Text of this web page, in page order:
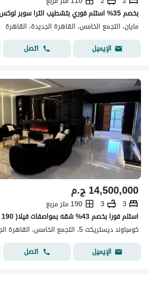
مايان، التجمع الخامس، القاهرة الجديدة، القاهرة
الإيميل
اتصل
ج.م14,500,000
3
3
190 متر مربع
كومباوند ديستريكت 5، التجمع الخامس، القاهرة الجديدة، القاهرة
الإيميل
اتصل